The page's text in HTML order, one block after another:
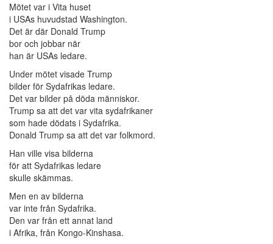
Mötet var i Vita huset
i USAs huvudstad Washington.
Det är där Donald Trump
bor och jobbar när
han är USAs ledare.
Under mötet visade Trump
bilder för Sydafrikas ledare.
Det var bilder på döda människor.
Trump sa att det var vita sydafrikaner
som hade dödats i Sydafrika.
Donald Trump sa att det var folkmord.
Han ville visa bilderna
för att Sydafrikas ledare
skulle skämmas.
Men en av bilderna
var inte från Sydafrika.
Den var från ett annat land
i Afrika, från Kongo-Kinshasa.